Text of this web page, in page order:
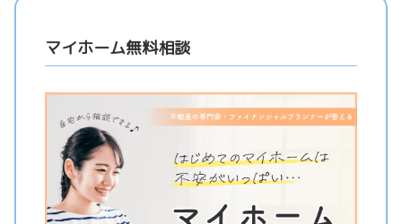
マイホーム無料相談